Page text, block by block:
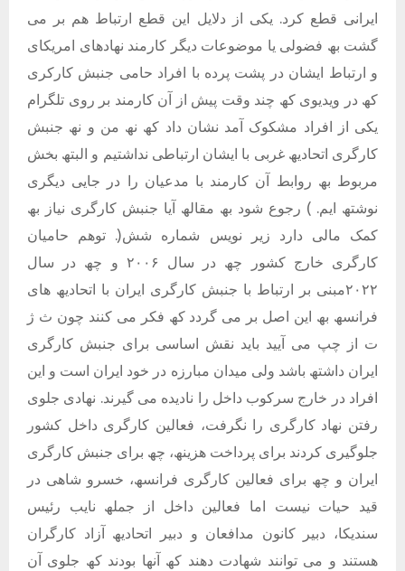
ایرانی قطع کرد. یکی از دلایل این قطع ارتباط ھم بر می
گشت بھ فضولی یا موضوعات دیگر کارمند نھادھای امریکای
و ارتباط ایشان در پشت پرده با افراد حامی جنبش کارکری
کھ در ویدیوی کھ چند وقت پیش از آن کارمند بر روی تلگرام
یکی از افراد مشکوک آمد نشان داد کھ نھ من و نھ جنبش
کارگری اتحادیھ غربی با ایشان ارتباطی نداشتیم و البتھ بخش
مربوط بھ روابط آن کارمند با مدعیان را در جایی دیگری
نوشتھ ایم. ) رجوع شود بھ مقالھ آیا جنبش کارگری نیاز بھ
کمک مالی دارد زیر نویس شماره شش(. توھم حامیان
کارگری خارج کشور چھ در سال ٢٠٠۶ و چھ در سال
٢٠٢٢مبنی بر ارتباط با جنبش کارگری ایران با اتحادیھ ھای
فرانسھ بھ این اصل بر می گردد کھ فکر می کنند چون ث ژ
ت از چپ می آیید باید نقش اساسی برای جنبش کارگری
ایران داشتھ باشد ولی میدان مبارزه در خود ایران است و این
افراد در خارج سرکوب داخل را نادیده می گیرند. نھادی جلوی
رفتن نھاد کارگری را نگرفت، فعالین کارگری داخل کشور
جلوگیری کردند برای پرداخت ھزینھ، چھ برای جنبش کارگری
ایران و چھ برای فعالین کارگری فرانسھ، خسرو شاھی در
قید حیات نیست اما فعالین داخل از جملھ نایب رئیس
سندیکا، دبیر کانون مدافعان و دبیر اتحادیھ آزاد کارگران
ھستند و می توانند شھادت دھند کھ آنھا بودند کھ جلوی آن